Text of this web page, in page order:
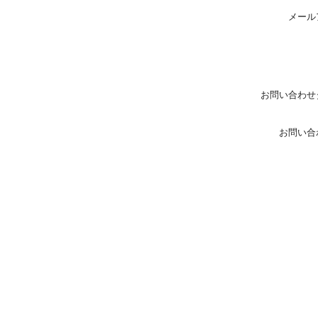
メー
お問い合わ
お問い